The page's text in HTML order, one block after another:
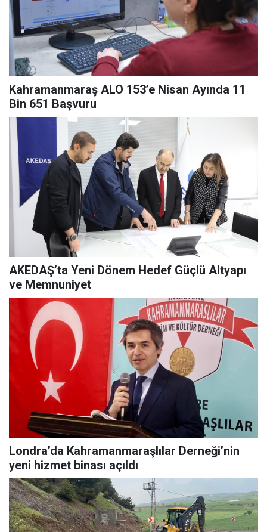
Kahramanmaraş ALO 153’e Nisan Ayında 11
Bin 651 Başvuru
AKEDAŞ’ta Yeni Dönem Hedef Güçlü Altyapı
ve Memnuniyet
Londra’da Kahramanmaraşlılar Derneği’nin
yeni hizmet binası açıldı